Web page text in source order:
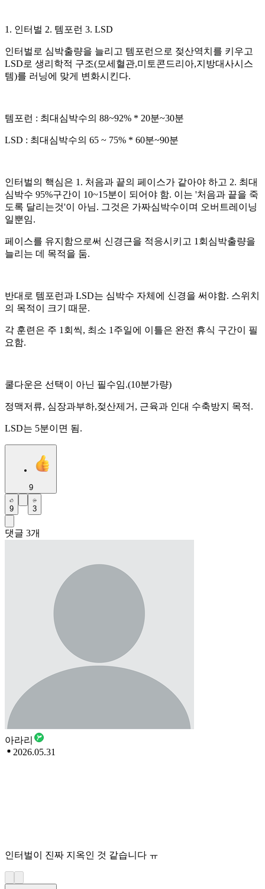
1. 인터벌 2. 템포런 3. LSD
인터벌로 심박출량을 늘리고 템포런으로 젖산역치를 키우고
LSD로 생리학적 구조(모세혈관,미토콘드리아,지방대사시스
템)를 러닝에 맞게 변화시킨다.
템포런 : 최대심박수의 88~92% * 20분~30분
LSD : 최대심박수의 65 ~ 75% * 60분~90분
인터벌의 핵심은 1. 처음과 끝의 페이스가 같아야 하고 2. 최대
심박수 95%구간이 10~15분이 되어야 함. 이는 '처음과 끝을 죽
도록 달리는것'이 아님. 그것은 가짜심박수이며 오버트레이닝
일뿐임.
페이스를 유지함으로써 신경근을 적응시키고 1회심박출량을
늘리는 데 목적을 둠.
반대로 템포런과 LSD는 심박수 자체에 신경을 써야함. 스위치
의 목적이 크기 때문.
각 훈련은 주 1회씩, 최소 1주일에 이틀은 완전 휴식 구간이 필
요함.
쿨다운은 선택이 아닌 필수임.(10분가량)
정맥저류, 심장과부하,젖산제거, 근육과 인대 수축방지 목적.
LSD는 5분이면 됨.
9
9 3
댓글 3개
아라리
2026.05.31
인터벌이 진짜 지옥인 것 같습니다 ㅠ